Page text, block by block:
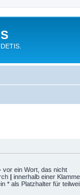
vor ein Wort, das nicht
| innerhalb einer
* als Platzhalter für